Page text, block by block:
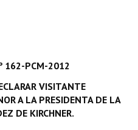
162-PCM-2012
VISITANTE
A LA PRESIDENTA DE LA
DE KIRCHNER.